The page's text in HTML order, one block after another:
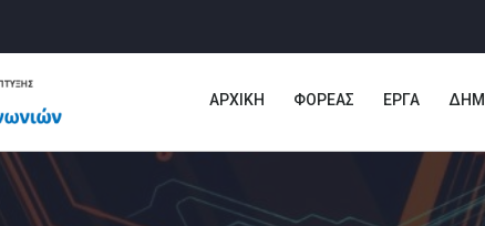
ΑΡΧΙΚΗ ΦΟΡΕΑΣ ΕΡΓΑ